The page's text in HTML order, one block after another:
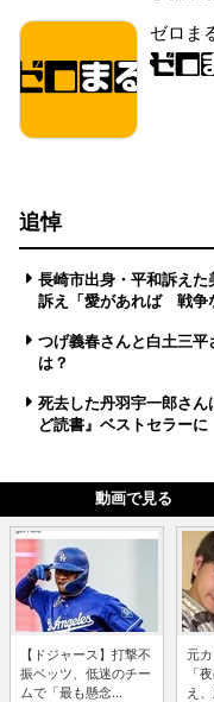
ゼロま
追悼
長崎市出身・平和訴え
訴え「愛があれば 戦争
つげ義春さんと白土三
は？
死去した丹羽宇一郎さ
ど読書』ベストセラーに
動画で見る
【ドジャース】打撃不
振ベッツ、低迷のチー
ムで「最も懸念...
元
「
え